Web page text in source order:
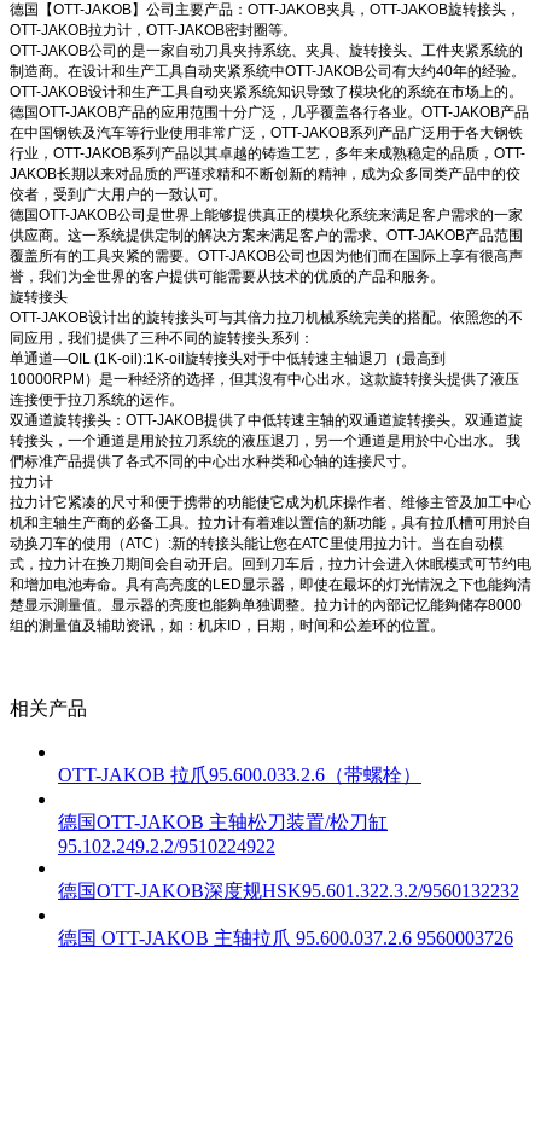
德国【OTT-JAKOB】公司主要产品：OTT-JAKOB夹具，OTT-JAKOB旋转接头，
OTT-JAKOB拉力计，OTT-JAKOB密封圈等。
OTT-JAKOB公司的是一家自动刀具夹持系统、夹具、旋转接头、工件夹紧系统的
制造商。在设计和生产工具自动夹紧系统中OTT-JAKOB公司有大约40年的经验。
OTT-JAKOB设计和生产工具自动夹紧系统知识导致了模块化的系统在市场上的。
德国OTT-JAKOB产品的应用范围十分广泛，几乎覆盖各行各业。OTT-JAKOB产品
在中国钢铁及汽车等行业使用非常广泛，OTT-JAKOB系列产品广泛用于各大钢铁
行业，OTT-JAKOB系列产品以其卓越的铸造工艺，多年来成熟稳定的品质，OTT-
JAKOB长期以来对品质的严谨求精和不断创新的精神，成为众多同类产品中的佼
佼者，受到广大用户的一致认可。
德国OTT-JAKOB公司是世界上能够提供真正的模块化系统来满足客户需求的一家
供应商。这一系统提供定制的解决方案来满足客户的需求、OTT-JAKOB产品范围
覆盖所有的工具夹紧的需要。OTT-JAKOB公司也因为他们而在国际上享有很高声
誉，我们为全世界的客户提供可能需要从技术的优质的产品和服务。
旋转接头
OTT-JAKOB设计出的旋转接头可与其倍力拉刀机械系统完美的搭配。依照您的不
同应用，我们提供了三种不同的旋转接头系列：
单通道—OIL (1K-oil):1K-oil旋转接头对于中低转速主轴退刀（最高到
10000RPM）是一种经济的选择，但其沒有中心出水。这款旋转接头提供了液压
连接便于拉刀系统的运作。
双通道旋转接头：OTT-JAKOB提供了中低转速主轴的双通道旋转接头。双通道旋
转接头，一个通道是用於拉刀系统的液压退刀，另一个通道是用於中心出水。 我
們标准产品提供了各式不同的中心出水种类和心轴的连接尺寸。
拉力计
拉力计它紧凑的尺寸和便于携带的功能使它成为机床操作者、维修主管及加工中心
机和主轴生产商的必备工具。拉力计有着难以置信的新功能，具有拉爪槽可用於自
动换刀车的使用（ATC）:新的转接头能让您在ATC里使用拉力计。当在自动模
式，拉力计在换刀期间会自动开启。回到刀车后，拉力计会进入休眠模式可节约电
和增加电池寿命。具有高亮度的LED显示器，即使在最坏的灯光情況之下也能夠清
楚显示測量值。显示器的亮度也能夠单独调整。拉力计的內部记忆能夠储存8000
组的測量值及辅助资讯，如：机床ID，日期，时间和公差环的位置。
相关产品
OTT-JAKOB 拉爪95.600.033.2.6（带螺栓）
德国OTT-JAKOB 主轴松刀装置/松刀缸
95.102.249.2.2/9510224922
德国OTT-JAKOB深度规HSK95.601.322.3.2/9560132232
德国 OTT-JAKOB 主轴拉爪 95.600.037.2.6 9560003726